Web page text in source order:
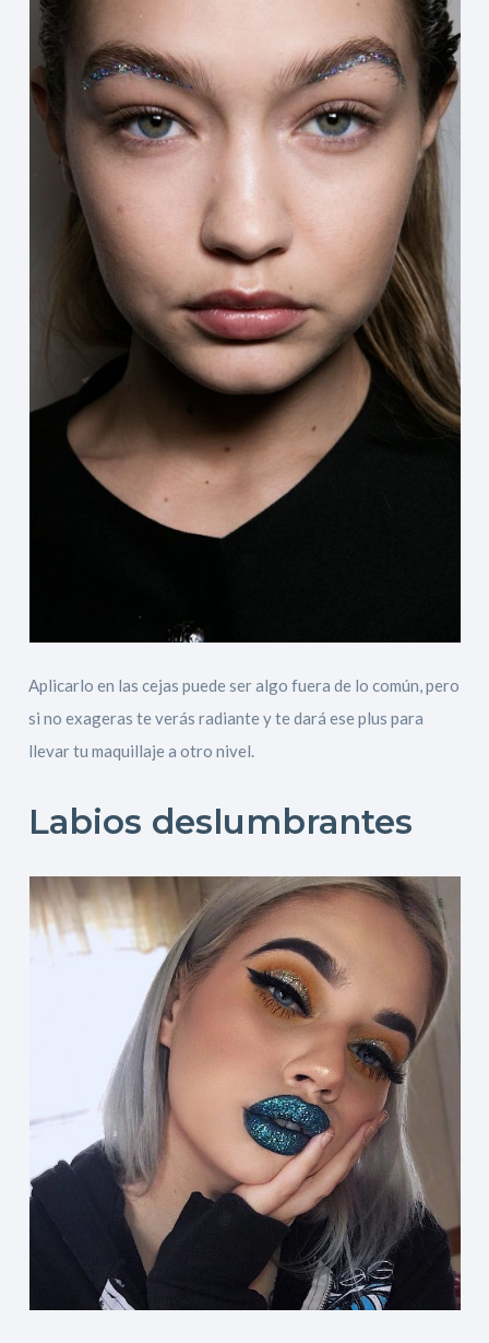
Aplicarlo en las cejas puede ser algo fuera de lo común, pero
si no exageras te verás radiante y te dará ese plus para
llevar tu maquillaje a otro nivel.
Labios deslumbrantes